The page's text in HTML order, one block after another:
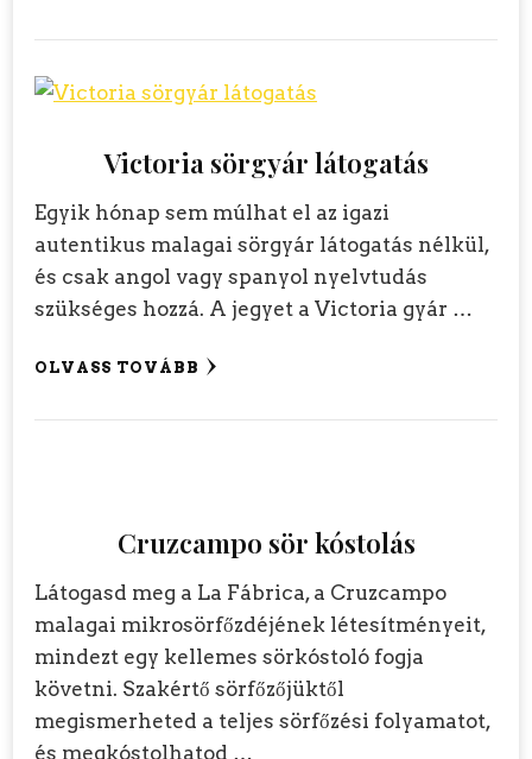
Victoria sörgyár látogatás
Egyik hónap sem múlhat el az igazi
autentikus malagai sörgyár látogatás nélkül,
és csak angol vagy spanyol nyelvtudás
szükséges hozzá. A jegyet a Victoria gyár …
OLVASS TOVÁBB
Cruzcampo sör kóstolás
Látogasd meg a La Fábrica, a Cruzcampo
malagai mikrosörfőzdéjének létesítményeit,
mindezt egy kellemes sörkóstoló fogja
követni. Szakértő sörfőzőjüktől
megismerheted a teljes sörfőzési folyamatot,
és megkóstolhatod …